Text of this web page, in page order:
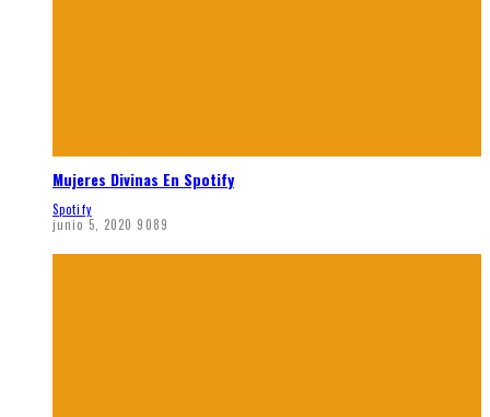
Mujeres Divinas En Spotify
Spotify
junio 5, 2020 9089